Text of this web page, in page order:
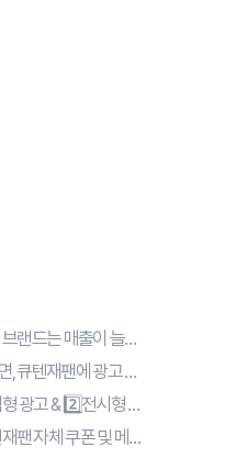
왜 우리 브랜드는 매출이 늘지 않을까?
그렇다면, 큐텐재팬에 광고 프로모션은 어떤 종류가 있을까?
1️⃣검색형 광고 & 2️⃣전시형 광고
3️⃣큐텐재팬 자체 쿠폰 및 메일 발송 기능